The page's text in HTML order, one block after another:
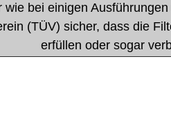
wie bei einigen
(TÜV) sicher, dass die
erfüllen oder sogar